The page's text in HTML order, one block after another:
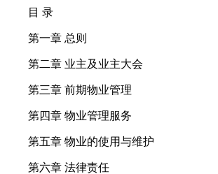
目 录
第一章 总则
第二章 业主及业主大会
第三章 前期物业管理
第四章 物业管理服务
第五章 物业的使用与维护
第六章 法律责任